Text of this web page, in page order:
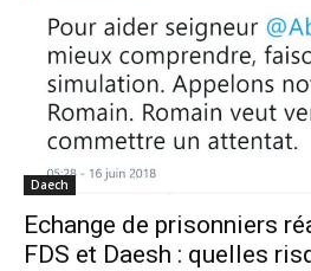
Daech
Echange de prisonniers
FDS et Daesh : quelles